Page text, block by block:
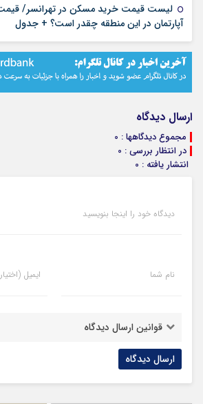
لیست قیمت خرید مسکن در تهرانسر/
آپارتمان در این منطقه چقدر است؟ + جدول
ارسال دیدگاه
مجموع دیدگاهها : 0
در انتظار بررسی : 0
انتشار یافته : 0
دیدگاه خود را اینجا بنویسید
نام شما ایمیل
قوانین ارسال دیدگاه